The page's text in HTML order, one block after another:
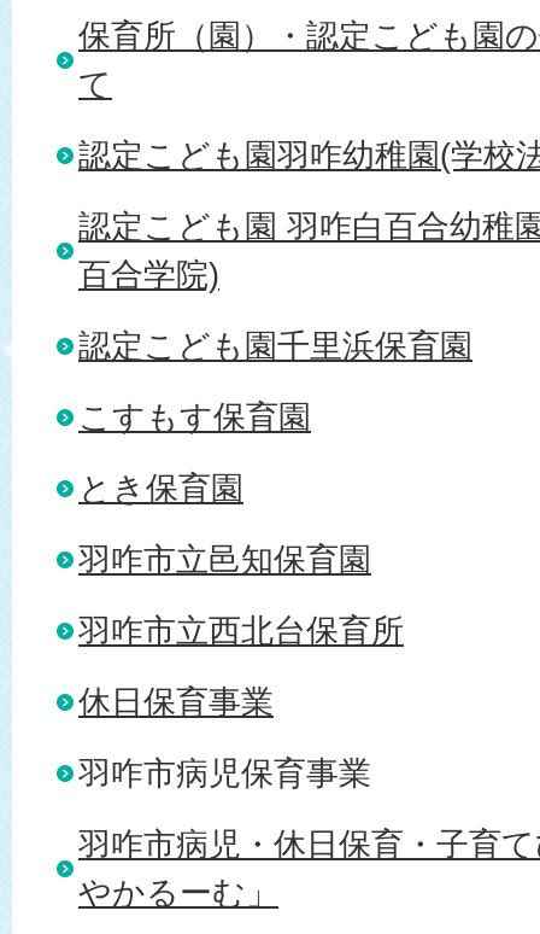
保育所（園）・認定こども園
て
認定こども園羽咋幼稚園(学校
認定こども園 羽咋白百合幼稚
百合学院)
認定こども園千里浜保育園
こすもす保育園
とき保育園
羽咋市立邑知保育園
羽咋市立西北台保育所
休日保育事業
羽咋市病児保育事業
羽咋市病児・休日保育・子育
やかるーむ」